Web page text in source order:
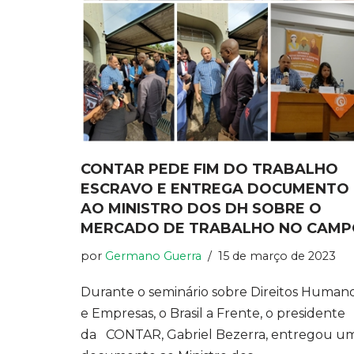
CONTAR PEDE FIM DO TRABALHO
ESCRAVO E ENTREGA DOCUMENTO
AO MINISTRO DOS DH SOBRE O
MERCADO DE TRABALHO NO
por Germano Guerra 15 de março de 2023
Durante o seminário sobre Direitos
e Empresas, o Brasil a Frente, o presidente
da CONTAR, Gabriel Bezerra, entregou